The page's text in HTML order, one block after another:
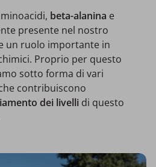
beta-alanina e
presente nel nostro
un ruolo importante in
Proprio per questo
sotto forma di vari
contribuiscono
dei livelli di questo